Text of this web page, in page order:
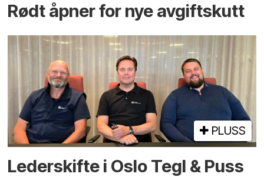
Rødt åpner for nye avgiftskutt
PLUSS
Lederskifte i Oslo Tegl & Puss